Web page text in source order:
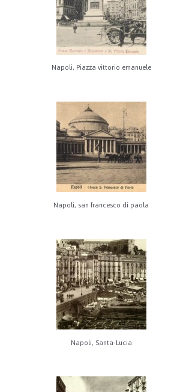
Napoli, Piazza vittorio emanuele
Napoli, san francesco di paola
Napoli, Santa-Lucia